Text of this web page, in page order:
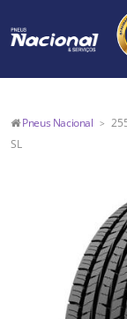
Pneus Nacional >
SL